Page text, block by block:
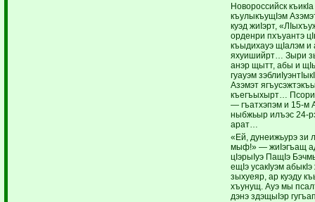
Новороссийск къикIа
къулыкъущIэм
куэд жиIэрт,
орденри пхъуантэ
къыдихауэ щIалэм и
яхуишийрт… Зыри
анэр щытт, абы и
гуауэм
Азэмэт
къегъыхырт…
— гъатхэпэм и 15-м
ныбжьыр илъэс 24-
арат…
«Ей, дунеижьурэ зи
мыф!» — жиIэгъащ
цIэрыIуэ ПащIэ
ещIэ усакIуэм абыкIэ
зыхуеяр, ар куэду
хъунущ. Ауэ мы
дэнэ здэщыIэр